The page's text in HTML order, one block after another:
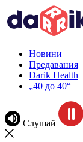
Новини
Предавания
Darik Health
„40 до 40“
Слушай